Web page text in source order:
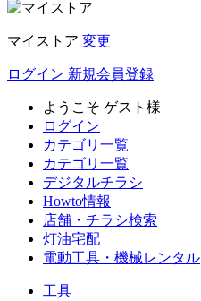
マイストア 変更
ログイン 新規会員登録
ようこそ ゲスト様
ログイン
カテゴリ一覧
カテゴリ一覧
デジタルチラシ
Howto情報
店舗・チラシ検索
灯油宅配
電動工具・機械レンタル
工具